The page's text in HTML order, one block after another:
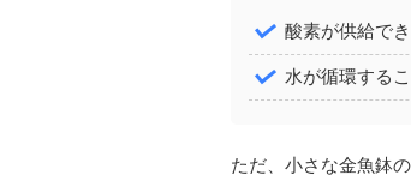
酸素が供給で
水が循環する
ただ、小さな金魚鉢